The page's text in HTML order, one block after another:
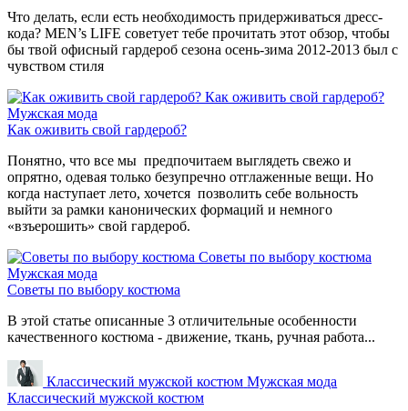
Что делать, если есть необходимость придерживаться дресс-
кода? MEN’s LIFE советует тебе прочитать этот обзор, чтобы
бы твой офисный гардероб сезона осень-зима 2012-2013 был с
чувством стиля
Как оживить свой гардероб?
Мужская мода
Как оживить свой гардероб?
Понятно, что все мы предпочитаем выглядеть свежо и
опрятно, одевая только безупречно отглаженные вещи. Но
когда наступает лето, хочется позволить себе вольность
выйти за рамки канонических формаций и немного
«взъерошить» свой гардероб.
Советы по выбору костюма
Мужская мода
Советы по выбору костюма
В этой статье описанные 3 отличительные особенности
качественного костюма - движение, ткань, ручная работа...
Классический мужской костюм Мужская мода
Классический мужской костюм